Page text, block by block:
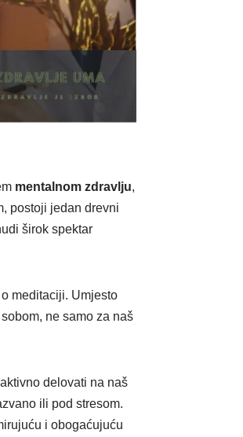
mentalnom zdravlju,
postoji jedan drevni
širok spektar
meditaciji. Umjesto
ne samo za naš
delovati na naš
ili pod stresom.
i obogaćujuću